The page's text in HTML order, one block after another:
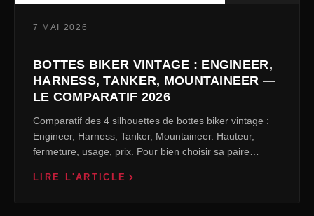
7 MAI 2026
BOTTES BIKER VINTAGE : ENGINEER,
HARNESS, TANKER, MOUNTAINEER —
LE COMPARATIF 2026
Comparatif des 4 silhouettes de bottes biker vintage :
Engineer, Harness, Tanker, Mountaineer. Hauteur,
fermeture, usage, prix. Pour bien choisir sa paire…
LIRE L'ARTICLE